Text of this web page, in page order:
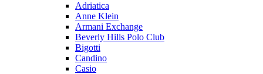
Adriatica
Anne Klein
Armani Exchange
Beverly Hills Polo Club
Bigotti
Candino
Casio